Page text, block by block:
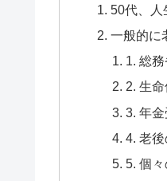
50代、人
一般的に
1. 総務
2. 生
3. 年
4. 老
5. 個